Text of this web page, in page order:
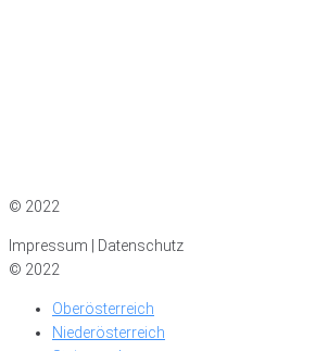
© 2022
Impressum | Datenschutz
© 2022
Oberösterreich
Niederösterreich